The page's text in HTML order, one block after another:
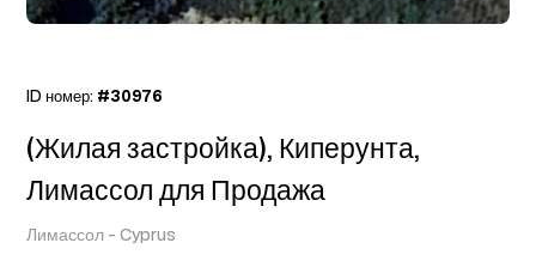
ID номер: #30976
Лимассол -Cyprus
(Жилая застройка), Киперунта,
Лимассол для Продажа